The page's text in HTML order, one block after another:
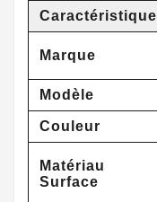
Caractéristique
Marque
Modèle
Couleur
Matériau
Surface